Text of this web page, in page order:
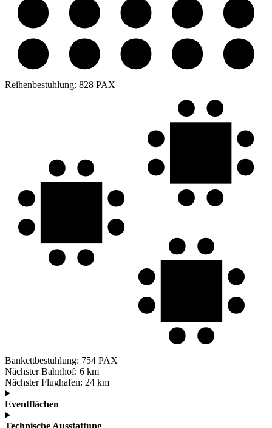
Reihenbestuhlung: 828 PAX
Bankettbestuhlung: 754 PAX
Nächster Bahnhof: 6 km
Nächster Flughafen: 24 km
Eventflächen
Technische Ausstattung